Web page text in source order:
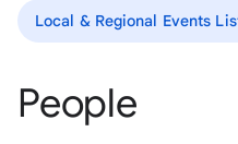
Local & Regional Events
People